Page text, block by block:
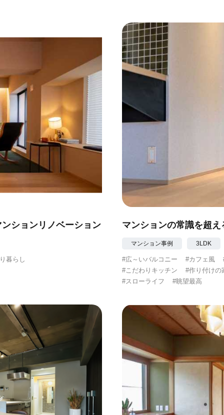
ションリノベーション
暮らし
マンションの常識を超
マンション事例 3LDK
#広～いバルコニー #カフェ風
#こだわりキッチン
#作り付けの
#スローライフ
#眺望最高